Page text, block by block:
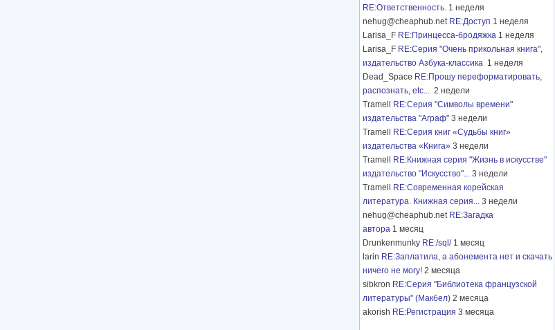
RE:Ответственность. 1 неделя
nehug@cheaphub.net RE:Доступ 1 неделя
Larisa_F RE:Принцесса-бродяжка 1 неделя
Larisa_F RE:Серия "Очень прикольная книга",
издательство Азбука-классика 1 неделя
Dead_Space RE:Прошу переформатировать,
распознать, etc... 2 недели
Tramell
RE:Серия "Символы времени"
издательства "Аграф" 3 недели
Tramell
RE:Серия книг «Судьбы книг»
издательства «Книга» 3 недели
Tramell
RE:Книжная серия "Жизнь в искусстве"
издательство "Искусство"... 3 недели
Tramell
RE:Современная корейская
литература. Книжная серия... 3 недели
nehug@cheaphub.net RE:Загадка
автора 1 месяц
Drunkenmunky RE:/sql/ 1 месяц
larin RE:Заплатила, а абонемента нет и скачать
ничего не могу! 2 месяца
sibkron RE:Серия "Библиотека французской
литературы" (Макбел) 2 месяца
akorish RE:Регистрация 3 месяца